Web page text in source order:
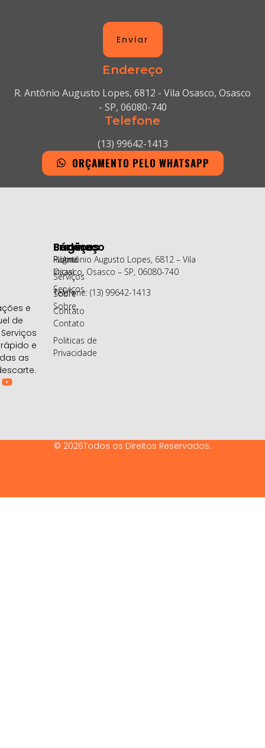
Endereço
R. Antônio Augusto Lopes, 6812 - Vila Osasco, Osasco
- SP, 06080-740
Telefone
(13) 99642-1413
ORÇAMENTO PELO WHATSAPP
Enviar
e
de
e
as
Páginas
Página
Inicial
Serviços
Sobre
Contato
Politicas de
Privacidade
Serviços
Home
Serviços
Sobre
Contato
Endereço
R. Antônio Augusto Lopes, 6812 – Vila
Osasco, Osasco – SP, 06080-740
Telefone: (13) 99642-1413
© 2026Todos os Direitos Reservados.